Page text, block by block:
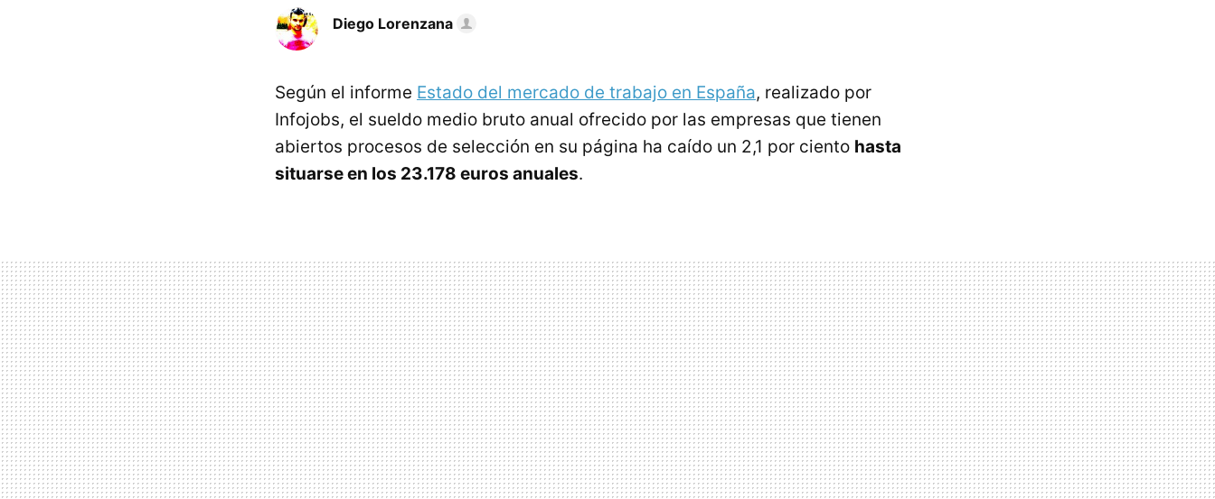
Diego Lorenzana
Según el informe Estado del mercado de trabajo en España, realizado por
Infojobs, el sueldo medio bruto anual ofrecido por las empresas que tienen
abiertos procesos de selección en su página ha caído un 2,1 por ciento hasta
situarse en los 23.178 euros anuales.